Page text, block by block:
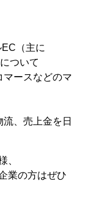
（主に
ついて
マースなどのマ
、売上金を日
、
業の方はぜひ